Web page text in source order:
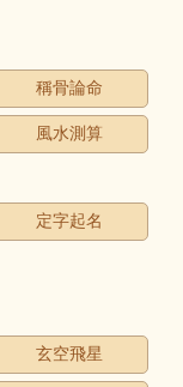
稱骨論命
風水測算
定字起名
玄空飛星